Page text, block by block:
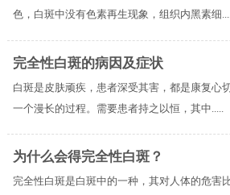
色，白斑中没有色素再生现象，组织内黑素细.....
完全性白斑的病因及症状
白斑是皮肤顽疾，患者深受其害，都是康复心
一个漫长的过程。需要患者持之以恒，其中.....
为什么会得完全性白斑？
完全性白斑是白斑中的一种，其对人体的危害